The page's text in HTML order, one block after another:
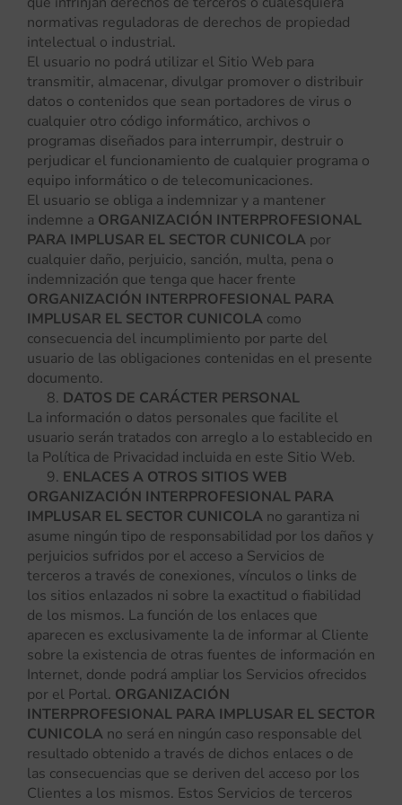
normativas reguladoras de derechos de propiedad
intelectual o industrial.
El usuario no podrá utilizar el Sitio Web para
transmitir, almacenar, divulgar promover o distribuir
datos o contenidos que sean portadores de virus o
cualquier otro código informático, archivos o
programas diseñados para interrumpir, destruir o
perjudicar el funcionamiento de cualquier programa o
equipo informático o de telecomunicaciones.
El usuario se obliga a indemnizar y a mantener
indemne a ORGANIZACIÓN INTERPROFESIONAL
PARA IMPLUSAR EL SECTOR CUNICOLA por
cualquier daño, perjuicio, sanción, multa, pena o
indemnización que tenga que hacer frente
ORGANIZACIÓN INTERPROFESIONAL PARA
IMPLUSAR EL SECTOR CUNICOLA como
consecuencia del incumplimiento por parte del
usuario de las obligaciones contenidas en el presente
documento.
DATOS DE CARÁCTER PERSONAL
La información o datos personales que facilite el
usuario serán tratados con arreglo a lo establecido en
la Política de Privacidad incluida en este Sitio Web.
ENLACES A OTROS SITIOS WEB
ORGANIZACIÓN INTERPROFESIONAL PARA
IMPLUSAR EL SECTOR CUNICOLA no garantiza ni
asume ningún tipo de responsabilidad por los daños y
perjuicios sufridos por el acceso a Servicios de
terceros a través de conexiones, vínculos o links de
los sitios enlazados ni sobre la exactitud o fiabilidad
de los mismos. La función de los enlaces que
aparecen es exclusivamente la de informar al Cliente
sobre la existencia de otras fuentes de información en
Internet, donde podrá ampliar los Servicios ofrecidos
por el Portal. ORGANIZACIÓN
INTERPROFESIONAL PARA IMPLUSAR EL SECTOR
CUNICOLA no será en ningún caso responsable del
resultado obtenido a través de dichos enlaces o de
las consecuencias que se deriven del acceso por los
Clientes a los mismos. Estos Servicios de terceros